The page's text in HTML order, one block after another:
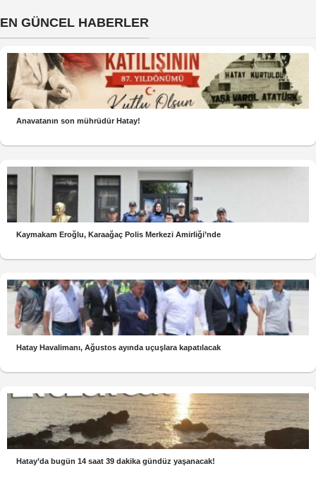
EN GÜNCEL HABERLER
Anavatanın son mührüdür Hatay!
Kaymakam Eroğlu, Karaağaç Polis Merkezi Amirliği’nde
Hatay Havalimanı, Ağustos ayında uçuşlara kapatılacak
Hatay’da bugün 14 saat 39 dakika gündüz yaşanacak!